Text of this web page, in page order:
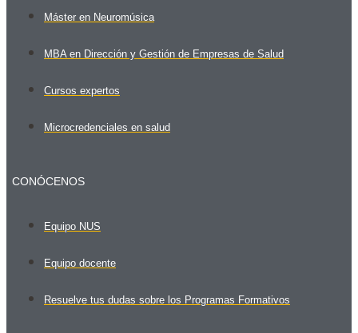
Máster en Neuromúsica
MBA en Dirección y Gestión de Empresas de Salud
Cursos expertos
Microcredenciales en salud
CONÓCENOS
Equipo NUS
Equipo docente
Resuelve tus dudas sobre los Programas Formativos